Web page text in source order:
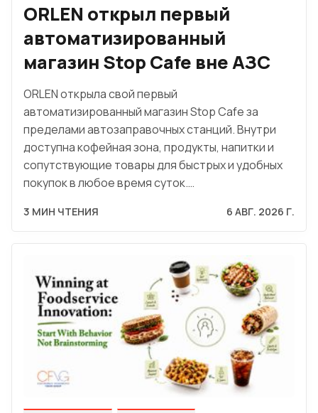
ORLEN открыл первый
автоматизированный
магазин Stop Cafe вне АЗС
ORLEN открыла свой первый
автоматизированный магазин Stop Cafe за
пределами автозаправочных станций. Внутри
доступна кофейная зона, продукты, напитки и
сопутствующие товары для быстрых и удобных
покупок в любое время суток.…
3 МИН ЧТЕНИЯ 6 АВГ. 2026 Г.